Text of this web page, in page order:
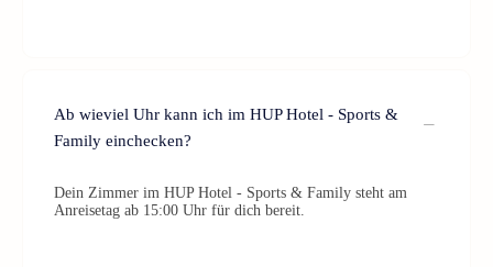
Ab wieviel Uhr kann ich im HUP Hotel - Sports &
Family einchecken?
Dein Zimmer im HUP Hotel - Sports & Family steht am
Anreisetag ab 15:00 Uhr für dich bereit.